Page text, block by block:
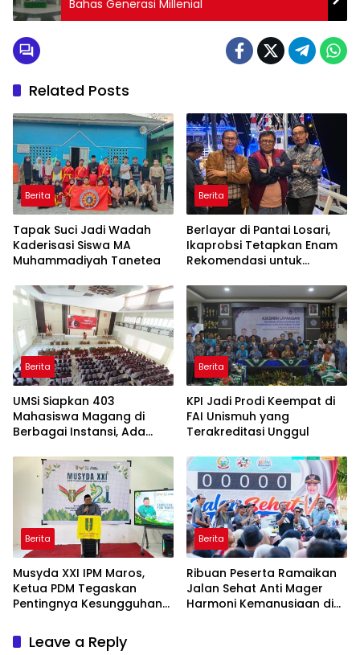
Bahas Generasi Millenial
Related Posts
Berita
Tapak Suci Jadi Wadah
Kaderisasi Siswa MA
Muhammadiyah Tanetea
Berita
Berlayar di Pantai Losari,
Ikaprobsi Tetapkan Enam
Rekomendasi untuk
Berita
UMSi Siapkan 403
Mahasiswa Magang di
Berbagai Instansi, Ada
Taiwan
Berita
KPI Jadi Prodi Keempat di
FAI Unismuh yang
Terakreditasi Unggul
Berita
Musyda XXI IPM Maros,
Ketua PDM Tegaskan
Pentingnya Kesungguhan
Berita
Ribuan Peserta Ramaikan
Jalan Sehat Anti Mager
Harmoni Kemanusiaan di
Leave a Reply